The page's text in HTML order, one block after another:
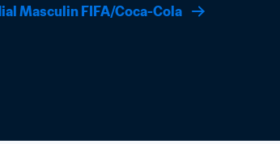
Masculin FIFA/Coca-Cola